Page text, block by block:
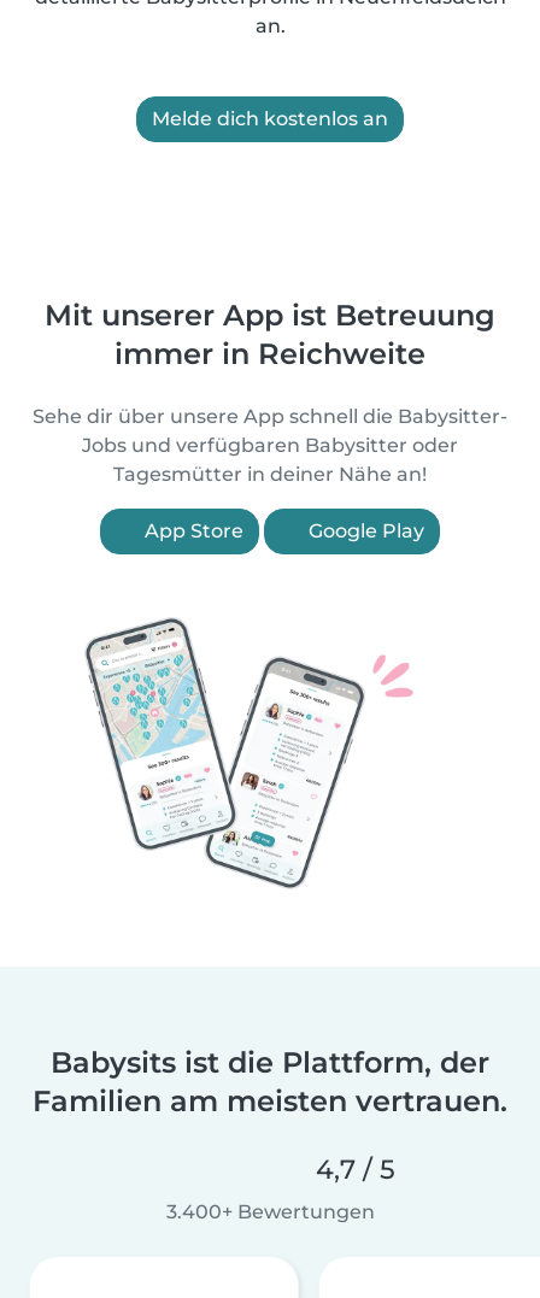
an.
Melde dich kostenlos an
Mit unserer App ist Betreuung
immer in Reichweite
Sehe dir über unsere App schnell die Babysitter-
Jobs und verfügbaren Babysitter oder
Tagesmütter in deiner Nähe an!
App Store Google Play
Babysits ist die Plattform, der
Familien am meisten vertrauen.
4,7 / 5
3.400+ Bewertungen